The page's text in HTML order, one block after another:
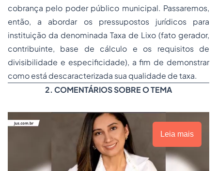
cobrança pelo poder público municipal. Passaremos,
então, a abordar os pressupostos jurídicos para
instituição da denominada Taxa de Lixo (fato gerador,
contribuinte, base de cálculo e os requisitos de
divisibilidade e especificidade), a fim de demonstrar
como está descaracterizada sua qualidade de taxa.
2. COMENTÁRIOS SOBRE O TEMA
Leia mais